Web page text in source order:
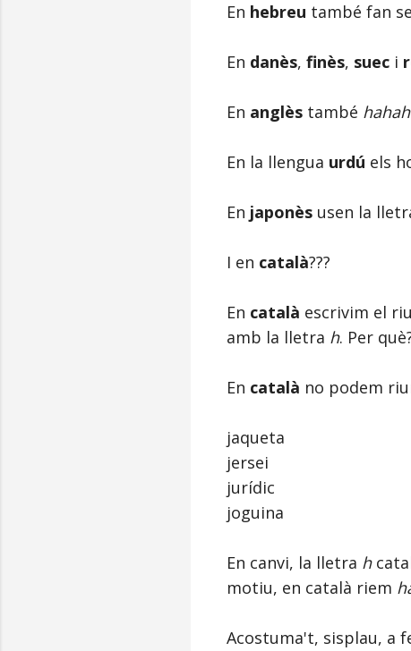
En hebreu també fan
En danès, finès, suec i
En anglès també
En la llengua urdú els
En japonès usen la
I en català???
En català escrivim el
amb la lletra h. Per
En català no podem
jaqueta
jersei
jurídic
joguina
En canvi, la lletra h
motiu, en català riem
Acostuma't, sisplau, a